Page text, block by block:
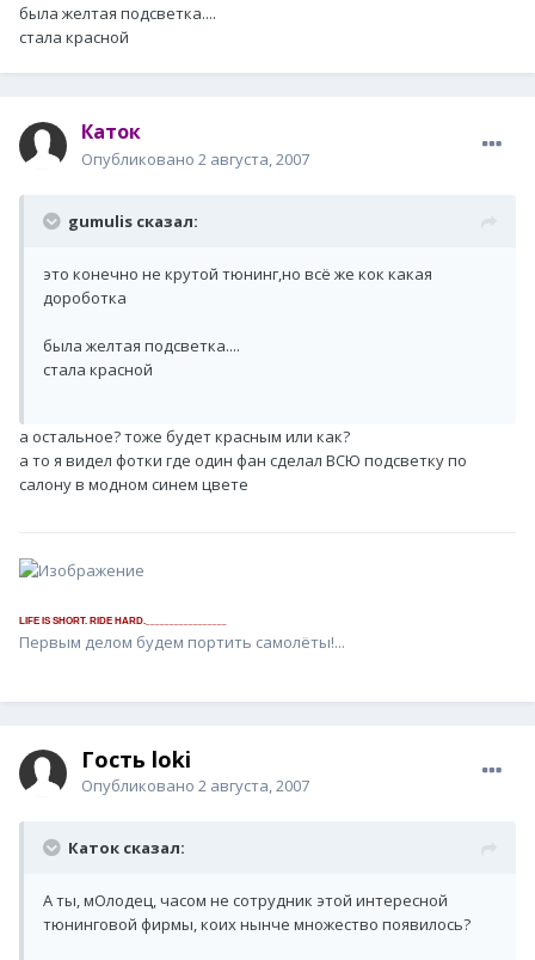
была желтая подсветка....
стала красной
Каток
Опубликовано 2 августа, 2007
gumulis сказал:
это конечно не крутой тюнинг,но всё же кок какая
дороботка
была желтая подсветка....
стала красной
а остальное? тоже будет красным или как?
а то я видел фотки где один фан сделал ВСЮ подсветку по
салону в модном синем цвете
LIFE IS SHORT. RIDE HARD.
Первым делом будем портить самолёты!...
Гость loki
Опубликовано 2 августа, 2007
Каток сказал:
А ты, мОлодец, часом не сотрудник этой интересной
тюнинговой фирмы, коих нынче множество появилось?